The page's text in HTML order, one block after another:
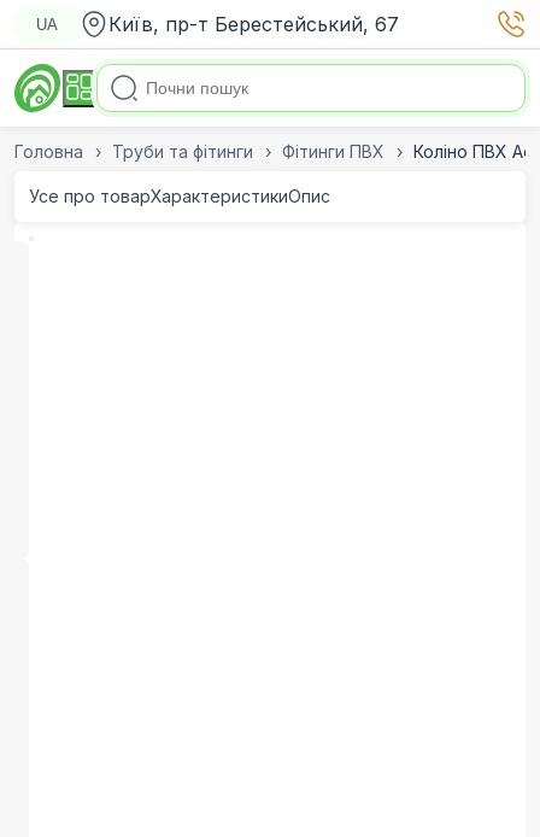
UA Київ, пр-т Берестейський, 67
Головна Труби та фітинги Фітинги ПВХ Коліно ПВХ
Усе про товарХарактеристикиОпис